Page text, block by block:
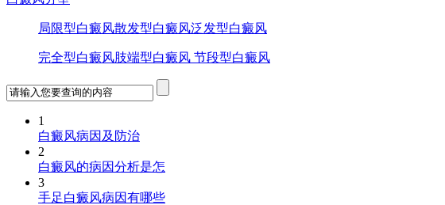
局限型白癜风散发型白癜风泛发型白癜风
完全型白癜风肢端型白癜风 节段型白癜风
1
白癜风病因及防治
2
白癜风的病因分析是怎
3
手足白癜风病因有哪些